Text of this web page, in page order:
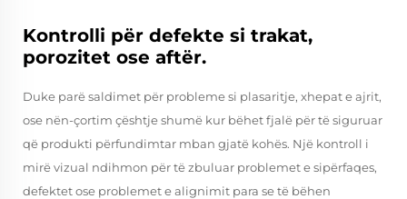
Kontrolli për defekte si trakat,
porozitet ose aftër.
Duke parë saldimet për probleme si plasaritje, xhepat e ajrit,
ose nën-çortim çështje shumë kur bëhet fjalë për të siguruar
që produkti përfundimtar mban gjatë kohës. Një kontroll i
mirë vizual ndihmon për të zbuluar problemet e sipërfaqes,
defektet ose problemet e alignimit para se të bëhen